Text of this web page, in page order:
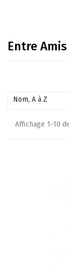
Entre Amis
Nom, A à Z
Affichage 1-10